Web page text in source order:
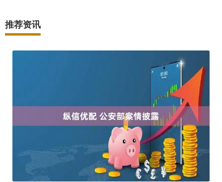
推荐资讯